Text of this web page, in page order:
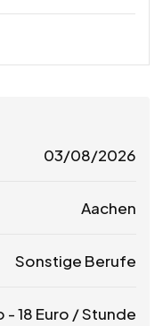
03/08/2026
Aachen
Sonstige Berufe
-18 Euro / Stunde